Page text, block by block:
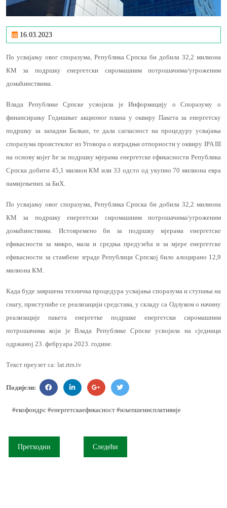
16.03.2023
По усвајању овог споразума, Република Српска би добила 32,2 милиона
КМ за подршку енергетски сиромашним потрошачима/угроженим
домаћинствима.
Влада Републике Српске усвојила је Информацију о Споразуму о
финансирању Годишњег акционог плана у оквиру Пакета за енергетску
подршку за западни Балкан, те дала сагласност на процедуру усвајања
споразума проистеклог из Уговора о изградњи отпорности у оквиру IPA III
на основу којег ће за подршку мјерама енергетске ефикасности Република
Српска добити 45,1 милион КМ или 33 одсто од укупно 70 милиона евра
намијењених за БиХ.
По усвајању овог споразума, Република Српска би добила 32,2 милиона
КМ за подршку енергетски сиромашним потрошачима/угроженим
домаћинствима. Истовремено би за подршку мјерама енергетске
ефикасности за микро, мала и средња предузећа и за мјере енергетске
ефикасности за стамбене зграде Републици Српској било алоцирано 12,9
милиона КМ.
Када буде завршена техничка процедура усвајања споразума и ступања на
снагу, приступиће се реализацији средстава, у складу са Одлуком о начину
реализације пакета енергетке подршке енергетски сиромашним
потрошачима који је Влада Републике Српске усвојила на сједници
одржаној 23. фебруара 2023. године.
Текст преузет са: lat.rtrs.tv
Подијели:
#екофондрс #енергетскаефикасност #иљепшеиисплативије
Претходни Следећи